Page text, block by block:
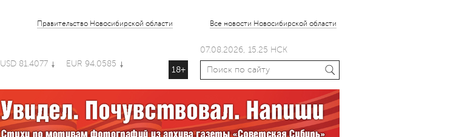
Правительство Новосибирской области Все новости Новосибирской области
USD 81.4077 EUR 94.0585
18+
07.08.2026, 15.25 НСК